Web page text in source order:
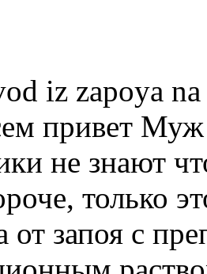
iz zapoya
привет Муж
не знают
только
от запоя с